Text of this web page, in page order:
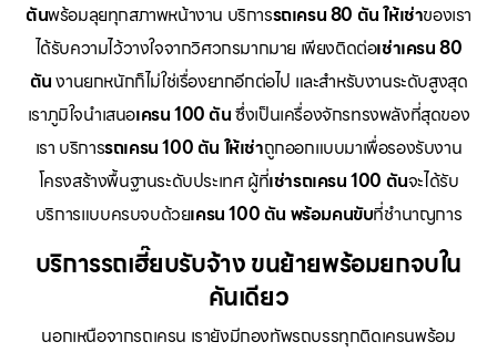
ตันพร้อมลุยทุกสภาพหน้างาน บริการรถเครน 80 ตัน ให้เช่าของเรา
ได้รับความไว้วางใจจากวิศวกรมากมาย เพียงติดต่อเช่าเครน 80
ตันงานยกหนักก็ไม่ใช่เรื่องยากอีกต่อไป และสำหรับงานระดับสูงสุด
เราภูมิใจนำเสนอเครน 100 ตันซึ่งเป็นเครื่องจักรทรงพลังที่สุดของ
เรา บริการรถเครน 100 ตัน ให้เช่าถูกออกแบบมาเพื่อรองรับงาน
โครงสร้างพื้นฐานระดับประเทศ ผู้ที่เช่ารถเครน 100 ตันจะได้รับ
บริการแบบครบจบด้วยเครน 100 ตัน พร้อมคนขับที่ชำนาญการ
บริการรถเฮี๊ยบรับจ้าง ขนย้ายพร้อมยกจบใน
คันเดียว
นอกเหนือจากรถเครน เรายังมีกองทัพรถบรรทุกติดเครนพร้อม